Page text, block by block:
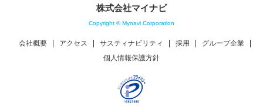
株式会社マイナビ
Copyright © Mynavi Corporation
会社概要 アクセス サスティナビリティ 採用
グループ企業
個人情報保護方針